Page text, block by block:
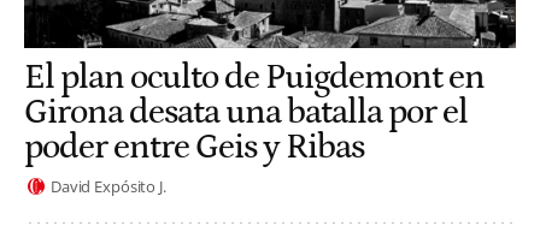
El plan oculto de Puigdemont en
Girona desata una batalla por el
poder entre Geis y Ribas
David Expósito J.